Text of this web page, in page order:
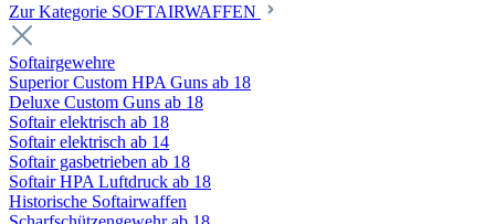
Zur Kategorie SOFTAIRWAFFEN
Softairgewehre
Superior Custom HPA Guns ab 18
Deluxe Custom Guns ab 18
Softair elektrisch ab 18
Softair elektrisch ab 14
Softair gasbetrieben ab 18
Softair HPA Luftdruck ab 18
Historische Softairwaffen